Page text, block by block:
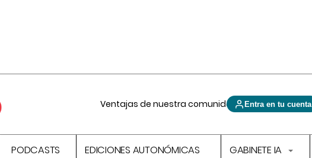
Ventajas de nuestra comunidad Entra en tu cuenta
PODCASTS EDICIONES AUTONÓMICAS GABINETE IA